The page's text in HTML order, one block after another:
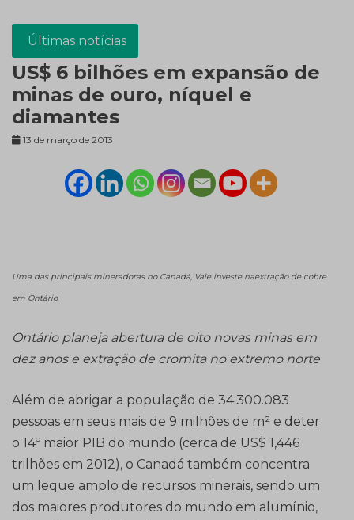
Últimas notícias
US$ 6 bilhões em expansão de
minas de ouro, níquel e
diamantes
13 de março de 2013
Uma das principais mineradoras no Canadá, Vale investe naextração de cobre
em Ontário
Ontário planeja abertura de oito novas minas em
dez anos e extração de cromita no extremo norte
Além de abrigar a população de 34.300.083
pessoas em seus mais de 9 milhões de m² e deter
o 14º maior PIB do mundo (cerca de US$ 1,446
trilhões em 2012), o Canadá também concentra
um leque amplo de recursos minerais, sendo um
dos maiores produtores do mundo em alumínio,